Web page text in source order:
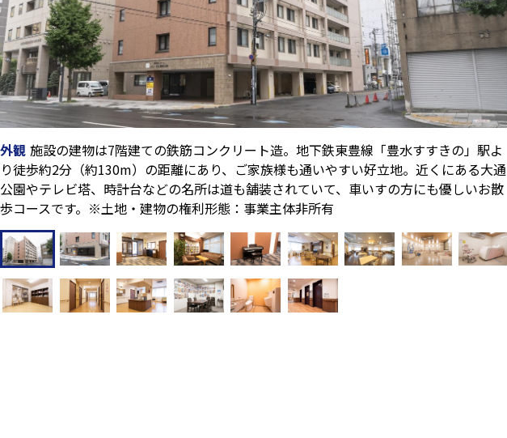
外観 施設の建物は7階建ての鉄筋コンクリート造。地下鉄東豊線「豊水すすきの」駅よ
り徒歩約2分（約130m）の距離にあり、ご家族様も通いやすい好立地。近くにある大通
公園やテレビ塔、時計台などの名所は道も舗装されていて、車いすの方にも優しいお散
歩コースです。※土地・建物の権利形態：事業主体非所有